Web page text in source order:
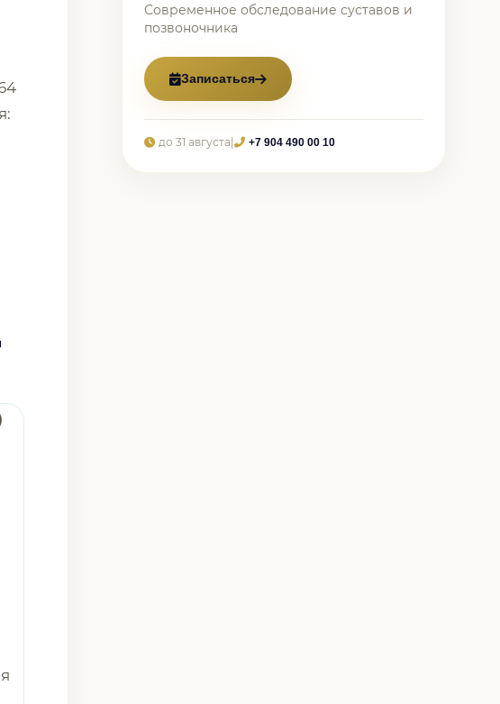
Современное обследование суставов и
позвоночника
Записаться
до 31 августа +7 904 490 00 10